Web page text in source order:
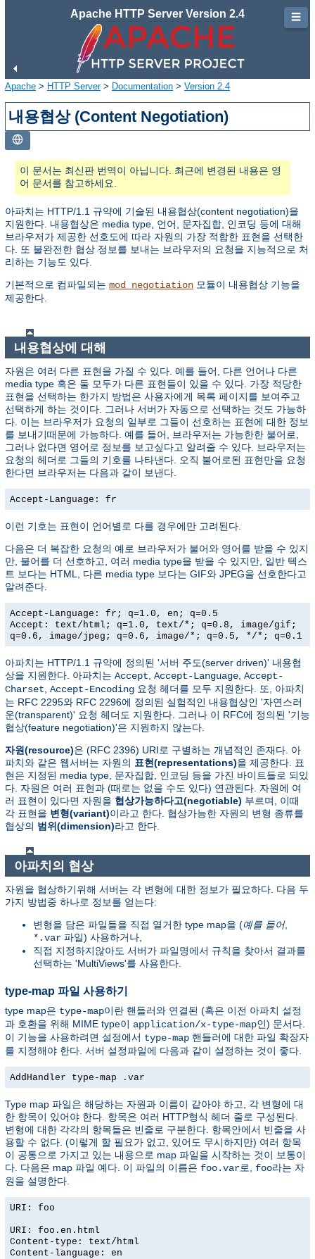
Apache HTTP Server Version 2.4
Apache > HTTP Server> Documentation > Version 2.4
내용협상 (Content Negotiation)
이 문서는 최신판 번역이 아닙니다. 최근에 변경된 내용은 영
어 문서를 참고하세요.
아파치는 HTTP/1.1 규약에 기술된 내용협상(content negotiation)을
지원한다. 내용협상은 media type, 언어, 문자집합, 인코딩 등에 대해
브라우저가 제공한 선호도에 따라 자원의 가장 적합한 표현을 선택한
다. 또 불완전한 협상 정보를 보내는 브라우저의 요청을 지능적으로 처
리하는 기능도 있다.
기본적으로 컴파일되는 mod_negotiation 모듈이 내용협상 기능을
제공한다.
내용협상에 대해
자원은 여러 다른 표현을 가질 수 있다. 예를 들어, 다른 언어나 다른
media type 혹은 둘 모두가 다른 표현들이 있을 수 있다. 가장 적당한
표현을 선택하는 한가지 방법은 사용자에게 목록 페이지를 보여주고
선택하게 하는 것이다. 그러나 서버가 자동으로 선택하는 것도 가능하
다. 이는 브라우저가 요청의 일부로 그들이 선호하는 표현에 대한 정보
를 보내기때문에 가능하다. 예를 들어, 브라우저는 가능한한 불어로,
그러나 없다면 영어로 정보를 보고싶다고 알려줄 수 있다. 브라우저는
요청의 헤더로 그들의 기호를 나타낸다. 오직 불어로된 표현만을 요청
한다면 브라우저는 다음과 같이 보낸다.
Accept-Language: fr
이런 기호는 표현이 언어별로 다를 경우에만 고려된다.
다음은 더 복잡한 요청의 예로 브라우저가 불어와 영어를 받을 수 있지
만, 불어를 더 선호하고, 여러 media type을 받을 수 있지만, 일반 텍스
트 보다는 HTML, 다른 media type 보다는 GIF와 JPEG을 선호한다고
알려준다.
Accept-Language: fr; q=1.0, en; q=0.5
Accept: text/html; q=1.0, text/*; q=0.8, image/gif;
q=0.6, image/jpeg; q=0.6, image/*; q=0.5, */*; q=0.1
아파치는 HTTP/1.1 규약에 정의된 '서버 주도(server driven)' 내용협
상을 지원한다. 아파치는 Accept Accept-Language Accept-
Charset Accept-Encoding 요청 헤더를 모두 지원한다. 또, 아파치
는 RFC 2295와 RFC 2296에 정의된 실험적인 내용협상인 '자연스러
운(transparent)' 요청 헤더도 지원한다. 그러나 이 RFC에 정의된 '기능
협상(feature negotiation)'은 지원하지 않는다.
자원(resource)은 (RFC 2396) URI로 구별하는 개념적인 존재다. 아
파치와 같은 웹서버는 자원의 표현(representations)을 제공한다. 표
현은 지정된 media type, 문자집합, 인코딩 등을 가진 바이트들로 되있
다. 자원은 여러 표현과 (때로는 없을 수도 있다) 연관된다. 자원에 여
러 표현이 있다면 자원을 협상가능하다고(negotiable) 부르며, 이때
각 표현을 변형(variant)이라고 한다. 협상가능한 자원의 변형 종류를
협상의 범위(dimension)라고 한다.
아파치의 협상
자원을 협상하기위해 서버는 각 변형에 대한 정보가 필요하다. 다음 두
가지 방법중 하나로 정보를 얻는다:
변형을 담은 파일들을 직접 열거한 type map을 (예를 들어,
*.var 파일) 사용하거나,
직접 지정하지않아도 서버가 파일명에서 규칙을 찾아서 결과를
선택하는 'MultiViews'를 사용한다.
type-map 파일 사용하기
type map은 type-map이란 핸들러와 연결된 (혹은 이전 아파치 설정
과 호환을 위해 MIME type이 application/x-type-map인) 문서다.
이 기능을 사용하려면 설정에서 type-map 핸들러에 대한 파일 확장자
를 지정해야 한다. 서버 설정파일에 다음과 같이 설정하는 것이 좋다.
AddHandler type-map .var
Type map 파일은 해당하는 자원과 이름이 같아야 하고, 각 변형에 대
한 항목이 있어야 한다. 항목은 여러 HTTP형식 헤더 줄로 구성된다.
변형에 대한 각각의 항목들은 빈줄로 구분한다. 항목안에서 빈줄을 사
용할 수 없다. (이렇게 할 필요가 없고, 있어도 무시하지만) 여러 항목
이 공통으로 가지고 있는 내용으로 map 파일을 시작하는 것이 보통이
다. 다음은 map 파일 예다. 이 파일의 이름은 foo.var로, foo라는 자
원을 설명한다.
URI: foo
URI: foo.en.html
Content-type: text/html
Content-language: en
☰